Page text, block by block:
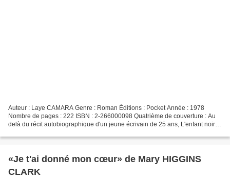
Auteur : Laye CAMARA Genre : Roman Éditions : Pocket Année : 1978
Nombre de pages : 222 ISBN : 2-266000098 Quatrième de couverture : Au
delà du récit autobiographique d'un jeune écrivain de 25 ans, L'enfant noir
«Je t'ai donné mon cœur» de Mary HIGGINS
CLARK